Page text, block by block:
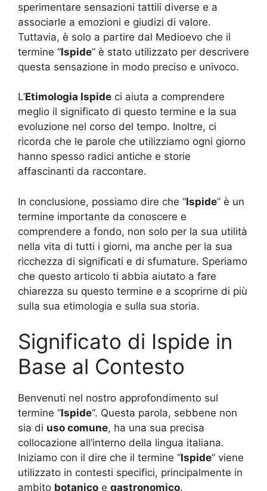
sperimentare sensazioni tattili diverse e a
associarle a emozioni e giudizi di valore.
Tuttavia, è solo a partire dal Medioevo che il
termine “Ispide” è stato utilizzato per descrivere
questa sensazione in modo preciso e univoco.
L’Etimologia Ispide ci aiuta a comprendere
meglio il significato di questo termine e la sua
evoluzione nel corso del tempo. Inoltre, ci
ricorda che le parole che utilizziamo ogni giorno
hanno spesso radici antiche e storie
affascinanti da raccontare.
In conclusione, possiamo dire che “Ispide” è un
termine importante da conoscere e
comprendere a fondo, non solo per la sua utilità
nella vita di tutti i giorni, ma anche per la sua
ricchezza di significati e di sfumature. Speriamo
che questo articolo ti abbia aiutato a fare
chiarezza su questo termine e a scoprirne di più
sulla sua etimologia e sulla sua storia.
Significato di Ispide in
Base al Contesto
Benvenuti nel nostro approfondimento sul
termine “Ispide“. Questa parola, sebbene non
sia di uso comune, ha una sua precisa
collocazione all’interno della lingua italiana.
Iniziamo con il dire che il termine “Ispide” viene
utilizzato in contesti specifici, principalmente in
ambito botanico e gastronomico.